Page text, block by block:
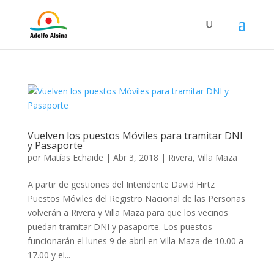
Vuelven los puestos Móviles para tramitar DNI
y Pasaporte
por Matías Echaide | Abr 3, 2018 | Rivera, Villa Maza
A partir de gestiones del Intendente David Hirtz
Puestos Móviles del Registro Nacional de las Personas
volverán a Rivera y Villa Maza para que los vecinos
puedan tramitar DNI y pasaporte. Los puestos
funcionarán el lunes 9 de abril en Villa Maza de 10.00 a
17.00 y el...